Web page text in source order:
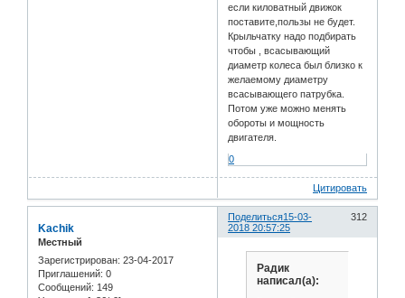
если киловатный движок
поставите,пользы не будет.
Крыльчатку надо подбирать
чтобы , всасывающий
диаметр колеса был близко к
желаемому диаметру
всасывающего патрубка.
Потом уже можно менять
обороты и мощность
двигателя.
0
Цитировать
Поделиться 312
15-03-
2018 20:57:25
Kachik
Местный
Зарегистрирован: 23-04-2017
Приглашений: 0
Сообщений: 149
Радик
написал(а):